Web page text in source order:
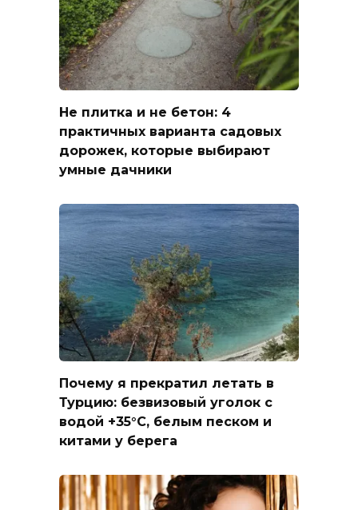
Не плитка и не бетон: 4
практичных варианта садовых
дорожек, которые выбирают
умные дачники
Почему я прекратил летать в
Турцию: безвизовый уголок с
водой +35°C, белым песком и
китами у берега